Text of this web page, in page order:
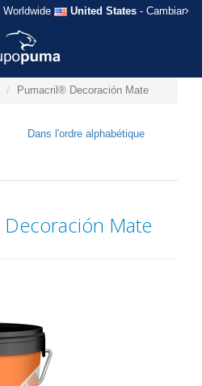
Worldwide United States - Cambiar
Pumacril® Decoración Mate
Dans l'ordre alphabétique
Decoración Mate